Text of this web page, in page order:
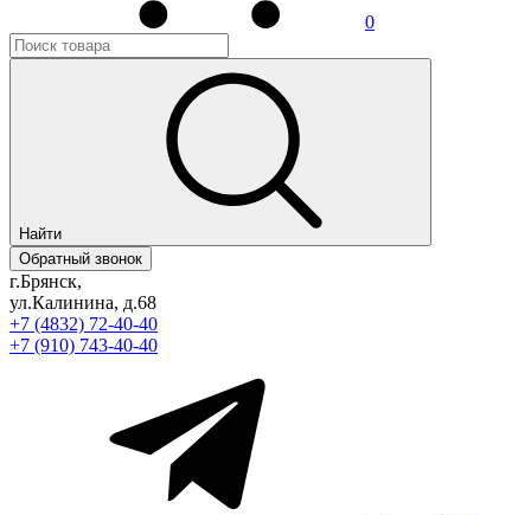
0
Найти
Обратный звонок
г.Брянск,
ул.Калинина, д.68
+7 (4832) 72-40-40
+7 (910) 743-40-40